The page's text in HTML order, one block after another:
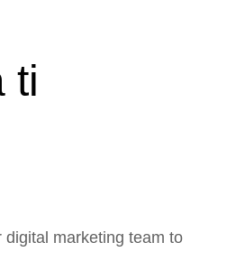
ti
marketing team to